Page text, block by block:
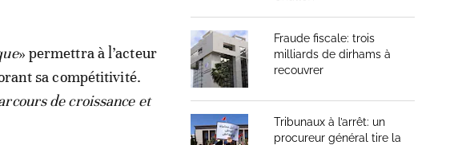
» permettra à l’acteur
sa compétitivité.
de croissance et
Fraude fiscale: trois
milliards de dirhams à
recouvrer
Tribunaux à l’arrêt: un
procureur général tire la